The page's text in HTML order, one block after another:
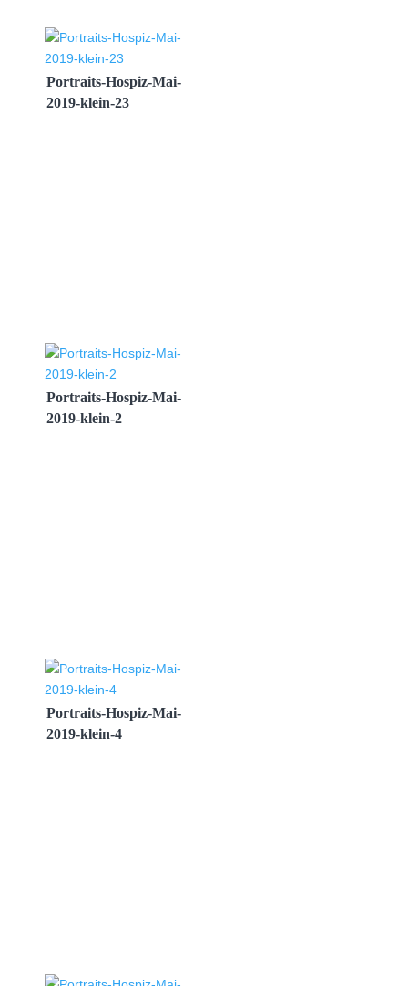
Portraits-Hospiz-Mai-
2019-klein-23
Portraits-Hospiz-Mai-
2019-klein-2
Portraits-Hospiz-Mai-
2019-klein-4